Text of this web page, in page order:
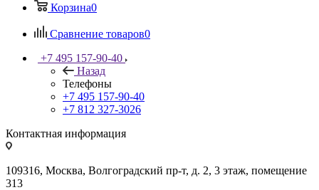
Корзина0
Сравнение товаров0
+7 495 157-90-40
Назад
Телефоны
+7 495 157-90-40
+7 812 327-3026
Контактная информация
109316, Москва, Волгоградский пр-т, д. 2, 3 этаж, помещение
313